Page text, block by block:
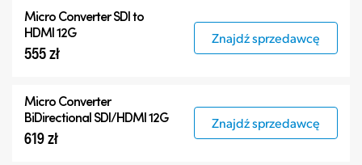
Micro ConverterSDI to
HDMI 12G
555 zł
Znajdź sprzedawcę
Micro Converter
BiDirectional SDI/HDMI 12G
619 zł
Znajdź sprzedawcę